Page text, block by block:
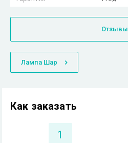
Отзывы
Лампа Шар
Как заказать
1